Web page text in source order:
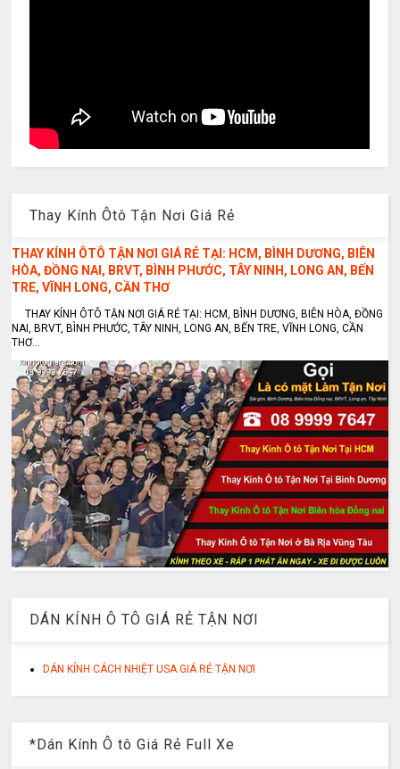
Thay Kính Ôtô Tận Nơi Giá Rẻ
THAY KÍNH ÔTÔ TẬN NƠI GIÁ RẺ TẠI: HCM, BÌNH DƯƠNG, BIÊN
HÒA, ĐỒNG NAI, BRVT, BÌNH PHƯỚC, TÂY NINH, LONG AN, BẾN
TRE, VĨNH LONG, CẦN THƠ
THAY KÍNH ÔTÔ TẬN NƠI GIÁ RẺ TẠI: HCM, BÌNH DƯƠNG, BIÊN HÒA, ĐỒNG
NAI, BRVT, BÌNH PHƯỚC, TÂY NINH, LONG AN, BẾN TRE, VĨNH LONG, CẦN
THƠ...
DÁN KÍNH Ô TÔ GIÁ RẺ TẬN NƠI
DÁN KÍNH CÁCH NHIỆT USA GIÁ RẺ TẬN NƠI
*Dán Kính Ô tô Giá Rẻ Full Xe